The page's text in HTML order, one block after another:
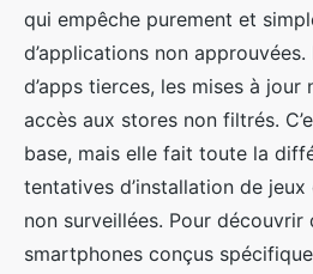
qui empêche purement et
d’applications non
d’apps tierces, les mises à jour
accès aux stores non filtrés.
base, mais elle fait toute la
tentatives d’installation de
non surveillées. Pour découvrir
smartphones conçus